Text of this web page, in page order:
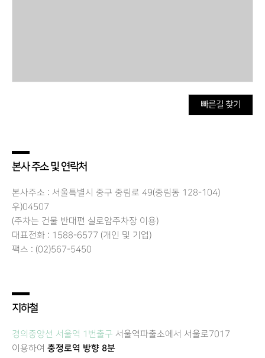
빠른길 찾기
본사 주소 및 연락처
본사주소 : 서울특별시 중구 중림로 49(중림동 128-104)
우)04507
(주차는 건물 반대편 실로암주차장 이용)
대표전화 : 1588-6577 (개인 및 기업)
팩스 : (02)567-5450
지하철
경의중앙선 서울역 1번출구 서울역파출소에서 서울로7017
이용하여 충정로역 방향 8분